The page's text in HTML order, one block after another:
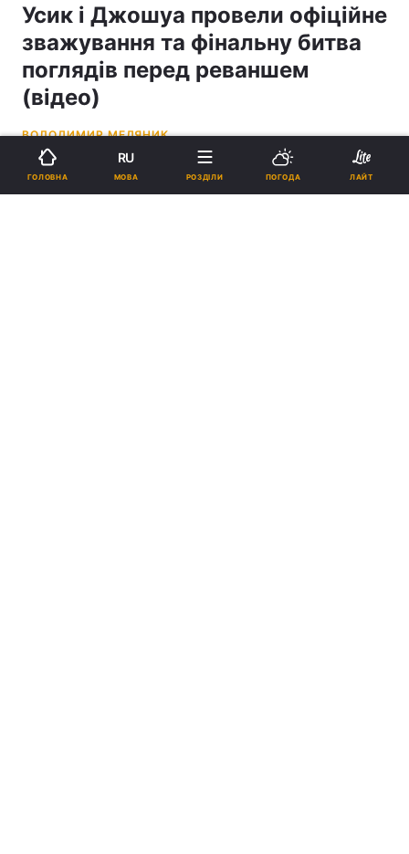
Усик і Джошуа провели офіційне
зважування та фінальну битва
поглядів перед реваншем
(відео)
ВОЛОДИМИР МЕДЯНИК
15:14, 19.08.22
ГОЛОВНА
RU
МОВА РОЗДІЛИ ПОГОДА ЛАЙТ